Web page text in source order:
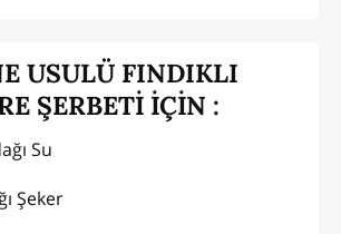
USULÜ FINDIKLI
ŞERBETİ İÇİN :
Su
Şeker